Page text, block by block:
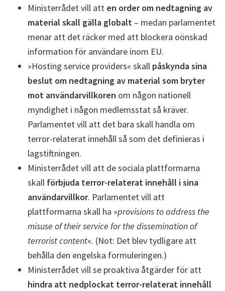
Ministerrådet vill att en order om nedtagning av
material skall gälla globalt – medan parlamentet
menar att det räcker med att blockera oönskad
information för användare inom EU.
»Hosting service providers« skall påskynda sina
beslut om nedtagning av material som bryter
mot användarvillkoren om någon nationell
myndighet i någon medlemsstat så kräver.
Parlamentet vill att det bara skall handla om
terror-relaterat innehåll så som det definieras i
lagstiftningen.
Ministerrådet vill att de sociala plattformarna
skall förbjuda terror-relaterat innehåll i sina
användarvillkor. Parlamentet vill att
plattformarna skall ha »provisions to address the
misuse of their service for the dissemination of
terrorist content«. (Not: Det blev tydligare att
behålla den engelska formuleringen.)
Ministerrådet vill se proaktiva åtgärder för att
hindra att nedplockat terror-relaterat innehåll